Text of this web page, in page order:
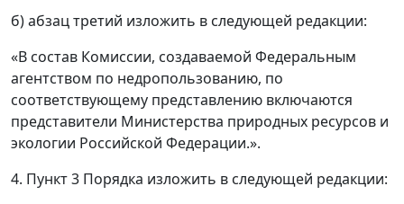
б) абзац третий изложить в следующей редакции:
«В состав Комиссии, создаваемой Федеральным
агентством по недропользованию, по
соответствующему представлению включаются
представители Министерства природных ресурсов и
экологии Российской Федерации.».
4. Пункт 3 Порядка изложить в следующей редакции: